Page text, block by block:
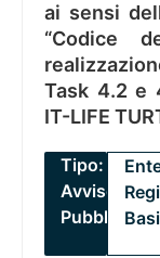
ai sensi
“Codice
Task 4.2 e
IT-LIFE
Tipo:
Avviso
Pubblico